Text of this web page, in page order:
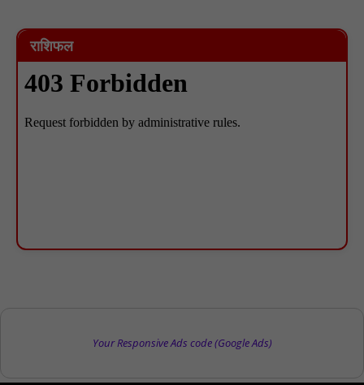
राशिफल
Your Responsive Ads code (Google Ads)